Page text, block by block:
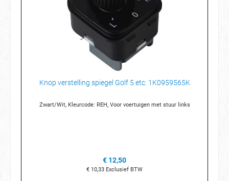
Knop verstelling spiegel Golf 5 etc. 1K0959565K
Zwart/Wit, Kleurcode: REH, Voor voertuigen met stuur links
€ 12,50
€ 10,33 Exclusief BTW